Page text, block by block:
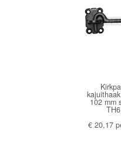
102 mm
€ 20,17